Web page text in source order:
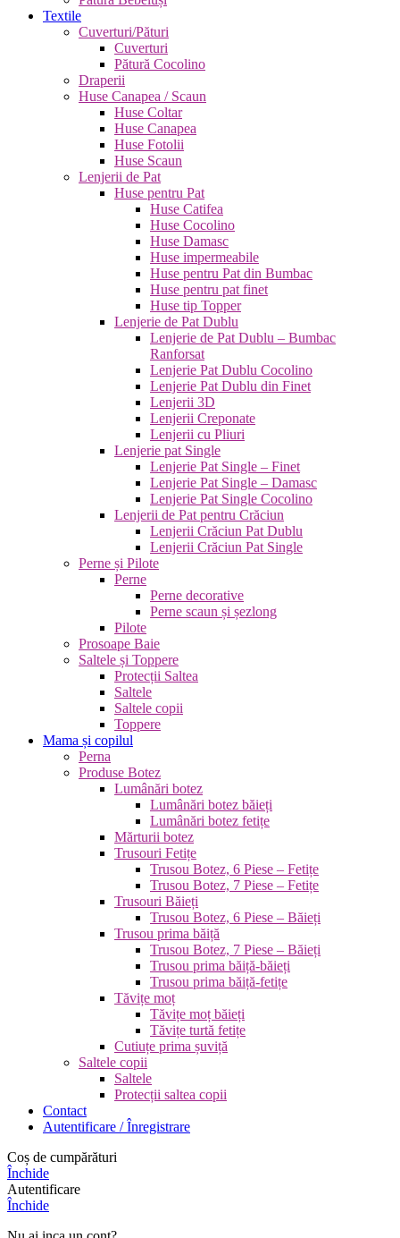
Textile
Cuverturi/Pături
Cuverturi
Pătură Cocolino
Draperii
Huse Canapea / Scaun
Huse Coltar
Huse Canapea
Huse Fotolii
Huse Scaun
Lenjerii de Pat
Huse pentru Pat
Huse Catifea
Huse Cocolino
Huse Damasc
Huse impermeabile
Huse pentru Pat din Bumbac
Huse pentru pat finet
Huse tip Topper
Lenjerie de Pat Dublu
Lenjerie de Pat Dublu – Bumbac
Ranforsat
Lenjerie Pat Dublu Cocolino
Lenjerie Pat Dublu din Finet
Lenjerii 3D
Lenjerii Creponate
Lenjerii cu Pliuri
Lenjerie pat Single
Lenjerie Pat Single – Finet
Lenjerie Pat Single – Damasc
Lenjerie Pat Single Cocolino
Lenjerii de Pat pentru Crăciun
Lenjerii Crăciun Pat Dublu
Lenjerii Crăciun Pat Single
Perne și Pilote
Perne
Perne decorative
Perne scaun și șezlong
Pilote
Prosoape Baie
Saltele și Toppere
Protecții Saltea
Saltele
Saltele copii
Toppere
Mama și copilul
Perna
Produse Botez
Lumânări botez
Lumânări botez băieți
Lumânări botez fetițe
Mărturii botez
Trusouri Fetițe
Trusou Botez, 6 Piese – Fetițe
Trusou Botez, 7 Piese – Fetițe
Trusouri Băieți
Trusou Botez, 6 Piese – Băieți
Trusou prima băiță
Trusou Botez, 7 Piese – Băieți
Trusou prima băiță-băieți
Trusou prima băiță-fetițe
Tăvițe moț
Tăvițe moț băieți
Tăvițe turtă fetițe
Cutiuțe prima șuviță
Saltele copii
Saltele
Protecții saltea copii
Contact
Autentificare / Înregistrare
Coș de cumpărături
Închide
Autentificare
Închide